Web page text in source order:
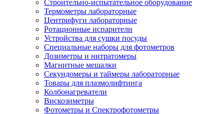
Строительно-испытательное оборудование
Термометры лабораторные
Центрифуги лабораторные
Ротационные испарители
Устройства для сушки посуды
Специальные наборы для фотометров
Дозиметры и нитратомеры
Магнитные мешалки
Секундомеры и таймеры лабораторные
Товары для плазмолифтинга
Колбонагреватели
Вискозиметры
Фотометры и Спектрофотометры